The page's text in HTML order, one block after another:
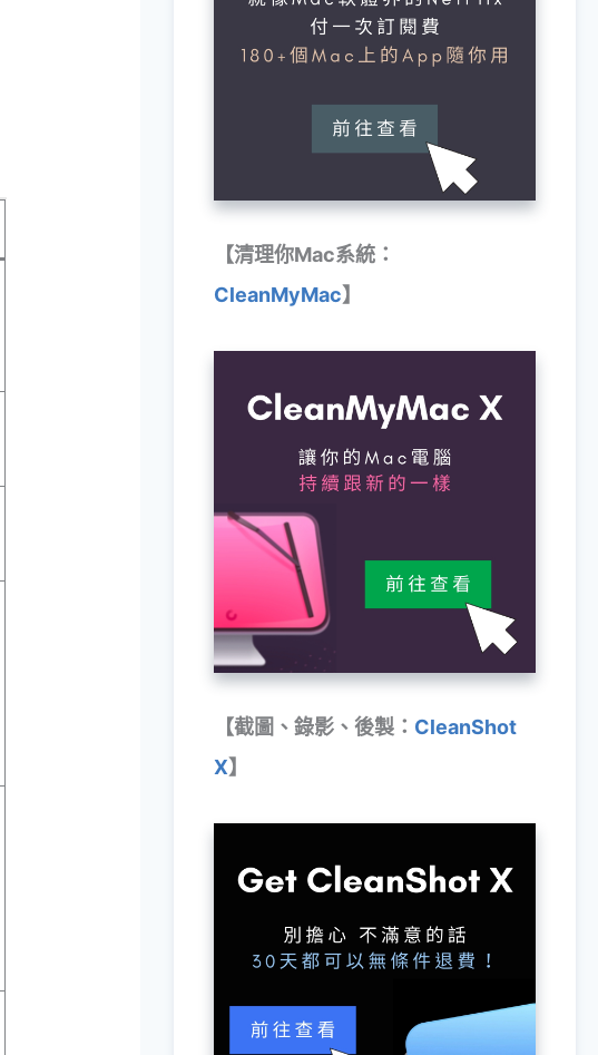
【清理你Mac系統：
CleanMyMac】
【截圖、錄影、後製： CleanShot
X】